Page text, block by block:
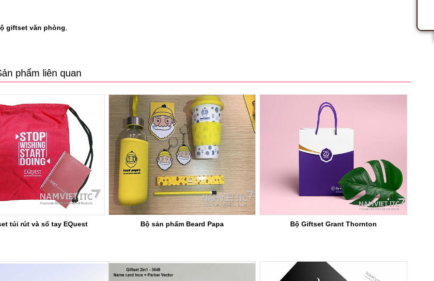
giftset văn phòng
phẩm liên quan
túi rút và sổ tay EQuest Bộ sản phẩm Beard Papa Bộ Giftset Grant Thornton